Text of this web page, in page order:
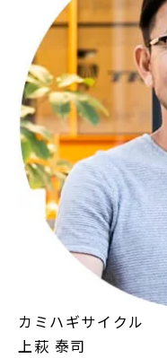
カミハギサイクル
上萩 泰司